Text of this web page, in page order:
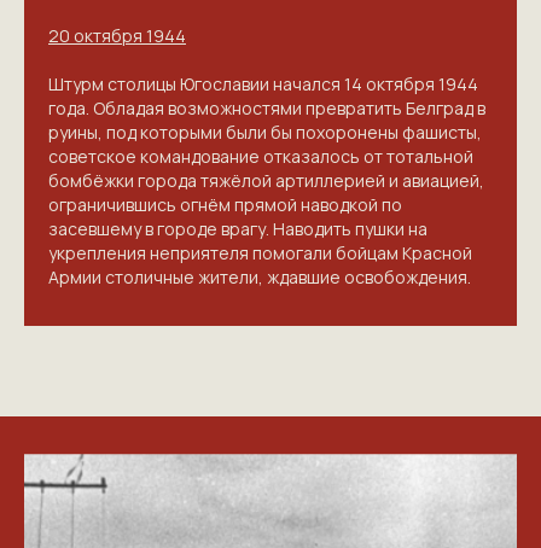
20 октября 1944
Штурм столицы Югославии начался 14 октября 1944
года. Обладая возможностями превратить Белград в
руины, под которыми были бы похоронены фашисты,
советское командование отказалось от тотальной
бомбёжки города тяжёлой артиллерией и авиацией,
ограничившись огнём прямой наводкой по
засевшему в городе врагу. Наводить пушки на
укрепления неприятеля помогали бойцам Красной
Армии столичные жители, ждавшие освобождения.